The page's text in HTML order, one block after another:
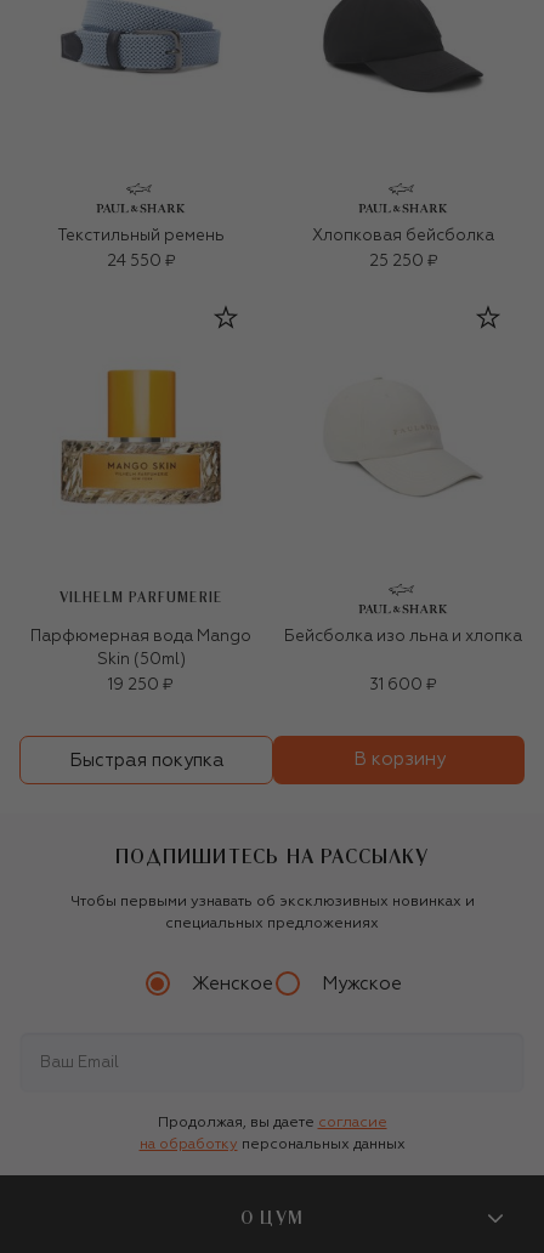
Текстильный ремень
24 550 ₽
Хлопковая бейсболка
25 250 ₽
VILHELM PARFUMERIE
Парфюмерная вода Mango
Skin (50ml)
19 250 ₽
Бейсболка изо льна и хлопка
31 600 ₽
Быстрая покупка В корзину
ПОДПИШИТЕСЬ НА РАССЫЛКУ
Чтобы первыми узнавать об эксклюзивных новинках и
специальных предложениях
Женское Мужское
Продолжая, вы даете согласие
на обработку персональных данных
О ЦУМ